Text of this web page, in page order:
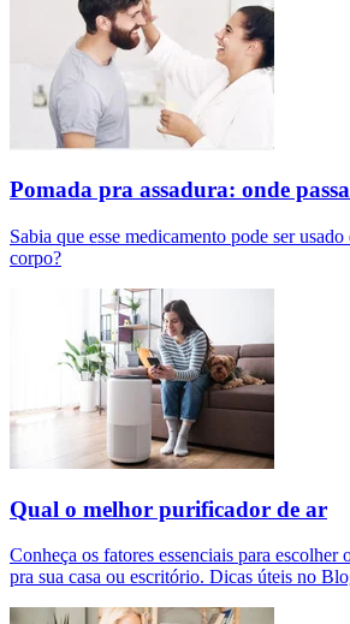
Pomada pra assadura: onde
Sabia que esse medicamento pode ser
corpo?
Qual o melhor purificador de ar​
Conheça os fatores essenciais para
pra sua casa ou escritório. Dicas úteis no